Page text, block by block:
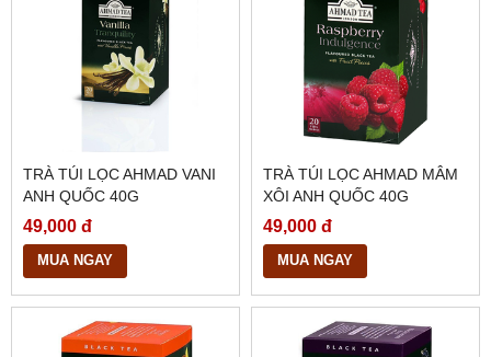
TRÀ TÚI LỌC AHMAD VANI
ANH QUỐC 40G
49,000 đ
MUA NGAY
TRÀ TÚI LỌC AHMAD MÂM
XÔI ANH QUỐC 40G
49,000 đ
MUA NGAY